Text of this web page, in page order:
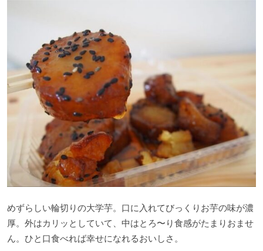
めずらしい輪切りの大学芋。口に入れてびっくりお芋の味が濃
厚。外はカリッとしていて、中はとろ〜り食感がたまりおませ
ん。ひと口食べれば幸せになれるおいしさ。